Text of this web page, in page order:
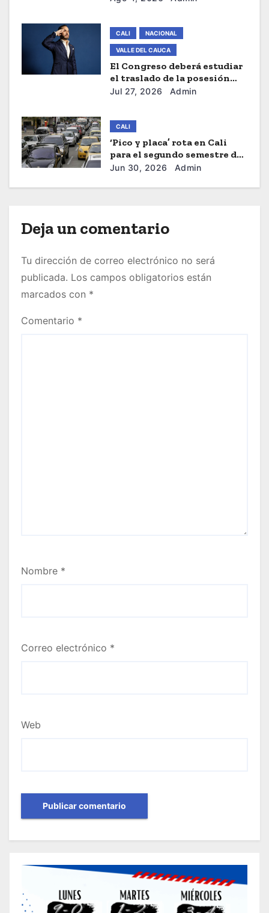
a
d
a
CALI NACIONAL
VALLE DEL CAUCA
El Congreso deberá estudiar
el traslado de la posesión
presidencial de Abelardo De
Jul 27, 2026 Admin
CALI
‘Pico y placa’ rota en Cali
para el segundo semestre de
2026
Jun 30, 2026 Admin
Deja un comentario
Tu dirección de correo electrónico no será
publicada. Los campos obligatorios están
marcados con *
Comentario *
Nombre *
Correo electrónico *
Web